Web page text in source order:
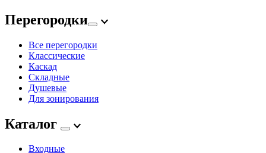
Перегородки
Все перегородки
Классические
Каскад
Складные
Душевые
Для зонирования
Каталог
Входные